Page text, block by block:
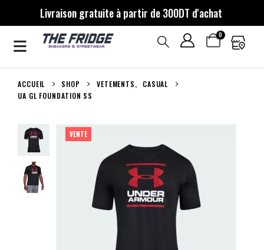
Livraison gratuite à partir de 300DT d'achat
0
ACCUEIL SHOP VETEMENTS,
CASUAL
UA GL FOUNDATION SS
VENTE